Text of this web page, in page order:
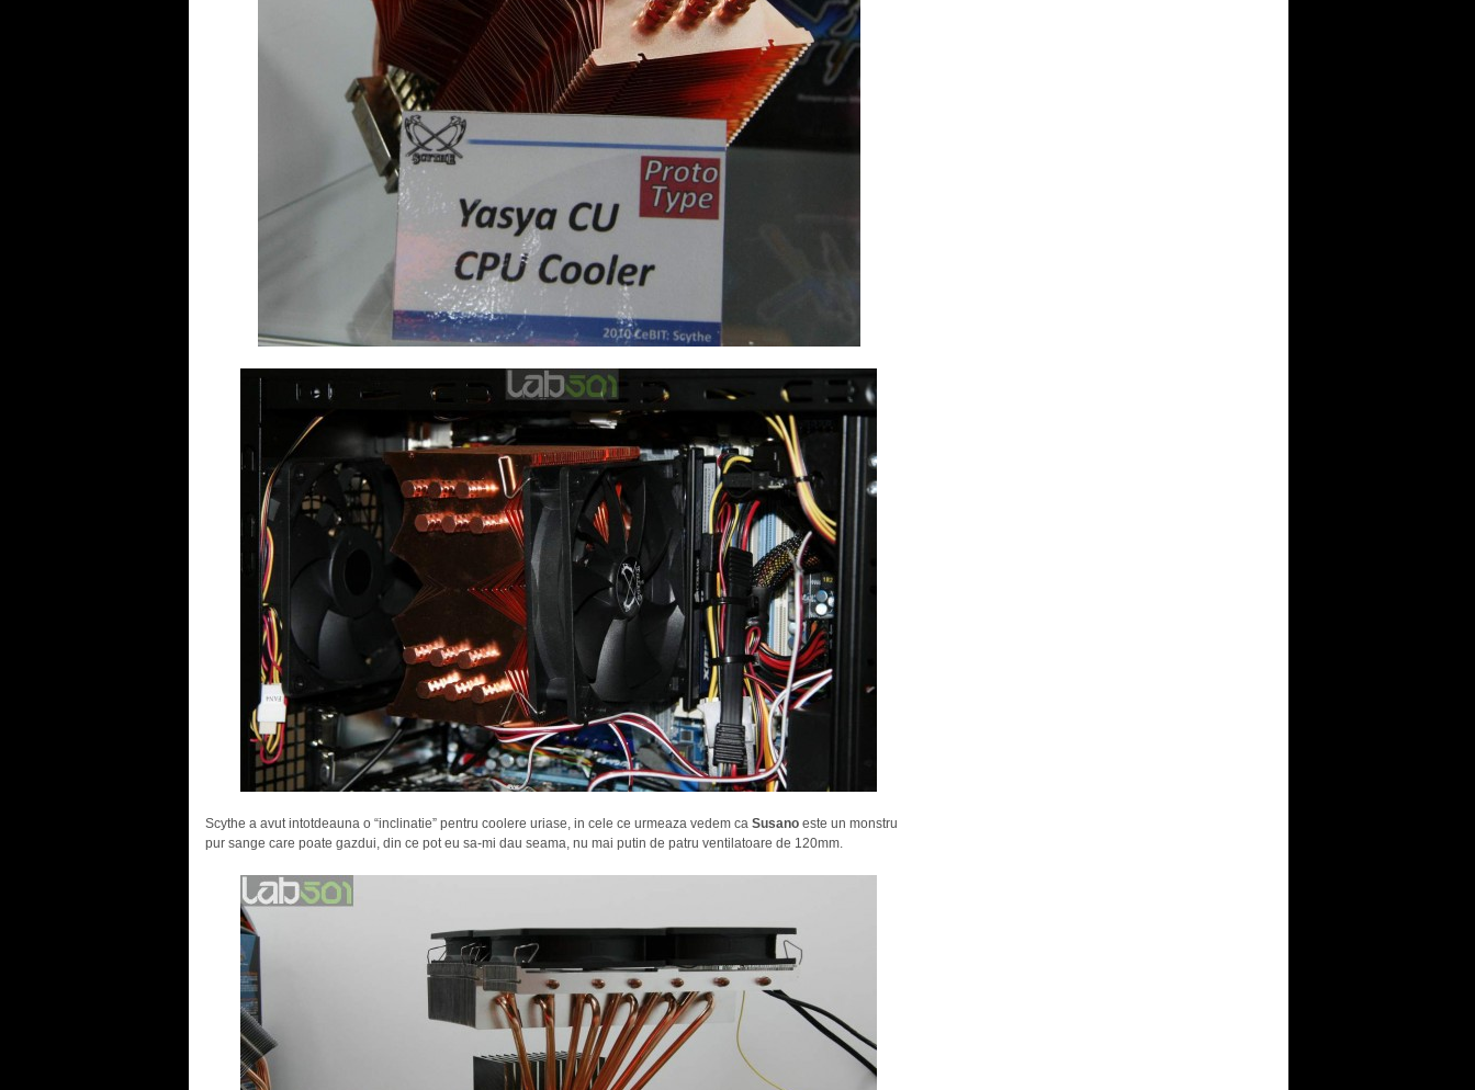
Scythe a avut intotdeauna o “inclinatie” pentru coolere uriase, in cele ce urmeaza vedem ca Susanoeste un monstru
pur sange care poate gazdui, din ce pot eu sa-mi dau seama, nu mai putin de patru ventilatoare de 120mm.